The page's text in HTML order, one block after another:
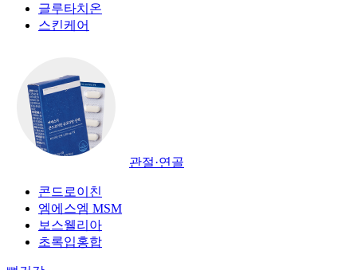
글루타치온
스킨케어
관절·연골
콘드로이친
엠에스엠 MSM
보스웰리아
초록입홍합